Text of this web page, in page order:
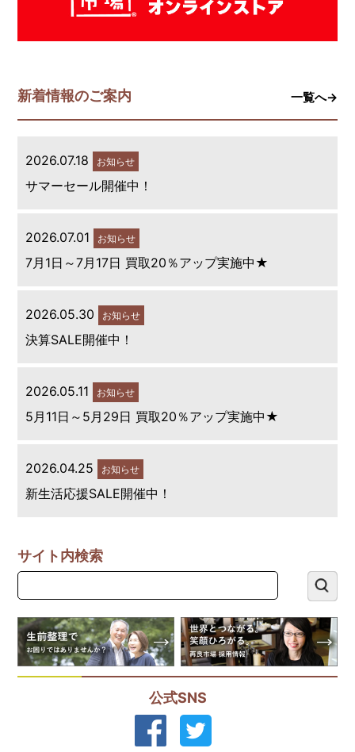
新着情報のご案内 一覧へ→
2026.07.18 お知らせ
サマーセール開催中！
2026.07.01 お知らせ
7月1日～7月17日 買取20％アップ実施中★
2026.05.30 お知らせ
決算SALE開催中！
2026.05.11 お知らせ
5月11日～5月29日 買取20％アップ実施中★
2026.04.25 お知らせ
新生活応援SALE開催中！
サイト内検索
公式SNS